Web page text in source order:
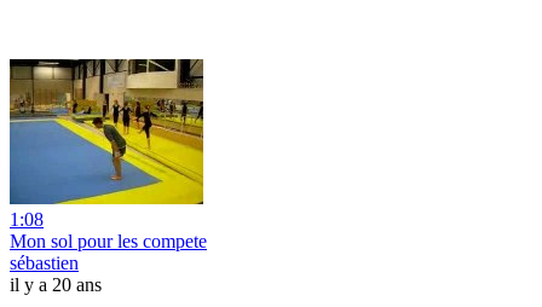
1:08
Mon sol pour les compete
sébastien
il y a 20 ans